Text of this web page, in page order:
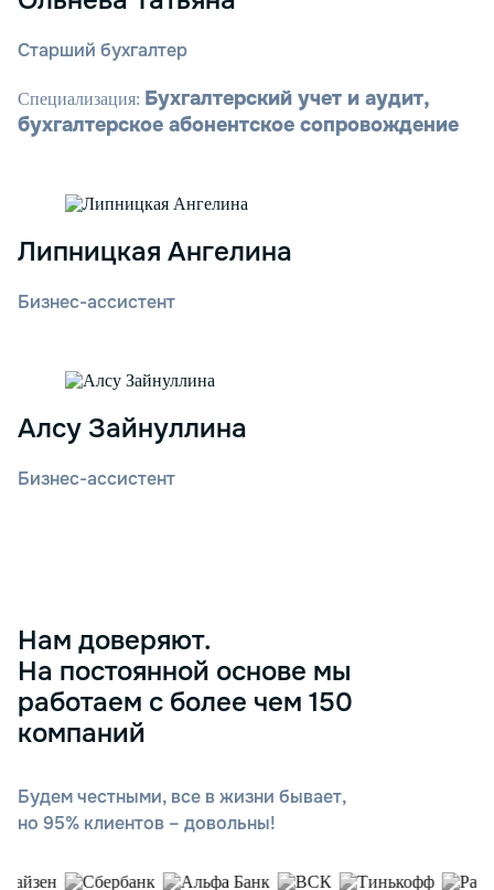
Старший бухгалтер
Специализация: Бухгалтерский учет и аудит,
бухгалтерское абонентское сопровождение
Липницкая Ангелина
Бизнес-ассистент
Алсу Зайнуллина
Бизнес-ассистент
Будем честными, все в жизни бывает,
но 95% клиентов – довольны!
Нам доверяют.
На постоянной основе мы
работаем с более чем 150
компаний